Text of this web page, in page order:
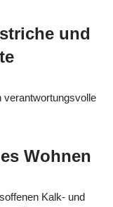
und
verantwortungsvolle
Wohnen
Kalk- und